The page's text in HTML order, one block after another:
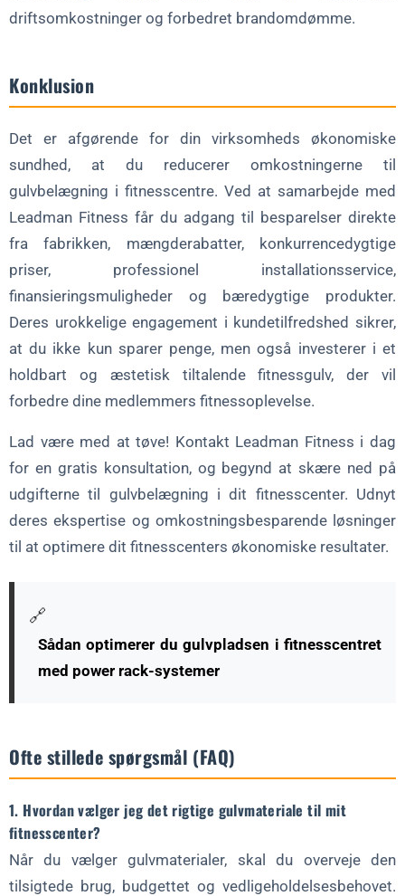
driftsomkostninger og forbedret brandomdømme.
Konklusion
Det er afgørende for din virksomheds økonomiske
sundhed, at du reducerer omkostningerne til
gulvbelægning i fitnesscentre. Ved at samarbejde med
Leadman Fitness får du adgang til besparelser direkte
fra fabrikken, mængderabatter, konkurrencedygtige
priser, professionel installationsservice,
finansieringsmuligheder og bæredygtige produkter.
Deres urokkelige engagement i kundetilfredshed sikrer,
at du ikke kun sparer penge, men også investerer i et
holdbart og æstetisk tiltalende fitnessgulv, der vil
forbedre dine medlemmers fitnessoplevelse.
Lad være med at tøve! Kontakt Leadman Fitness i dag
for en gratis konsultation, og begynd at skære ned på
udgifterne til gulvbelægning i dit fitnesscenter. Udnyt
deres ekspertise og omkostningsbesparende løsninger
til at optimere dit fitnesscenters økonomiske resultater.
🔗
Sådan optimerer du gulvpladsen i fitnesscentret
med power rack-systemer
Ofte stillede spørgsmål (FAQ)
1. Hvordan vælger jeg det rigtige gulvmateriale til mit
fitnesscenter?
Når du vælger gulvmaterialer, skal du overveje den
tilsigtede brug, budgettet og vedligeholdelsesbehovet.